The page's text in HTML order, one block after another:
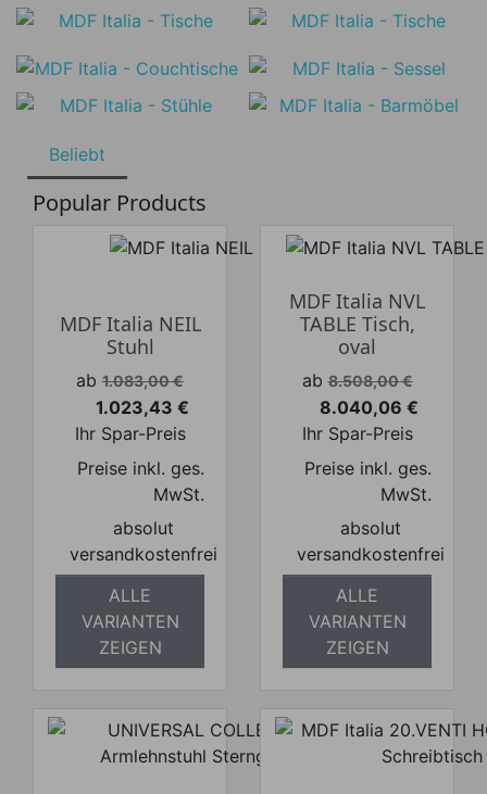
Beliebt
Popular Products
MDF Italia NEIL
Stuhl
Verkaufspreis
ab 1.083,00 €
Preis
1.023,43 €
Ihr Spar-Preis
Preise inkl. ges.
MwSt.
absolut
versandkostenfrei
ALLE
VARIANTEN
ZEIGEN
MDF Italia NVL
TABLE Tisch,
oval
Verkaufspreis
ab 8.508,00 €
Preis
8.040,06 €
Ihr Spar-Preis
Preise inkl. ges.
MwSt.
absolut
versandkostenfrei
ALLE
VARIANTEN
ZEIGEN